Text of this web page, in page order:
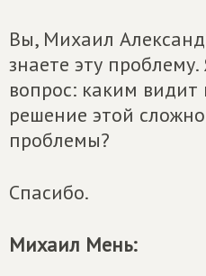
Вы, Михаил
знаете эту
вопрос: каким видит
решение этой
проблемы?
Спасибо.
Михаил Мень: